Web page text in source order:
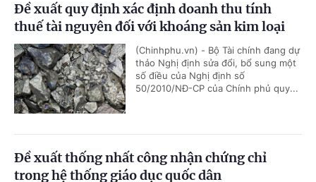
Đề xuất quy định xác định doanh thu tính
thuế tài nguyên đối với khoáng sản kim loại
(Chinhphu.vn) - Bộ Tài chính đang dự
thảo Nghị định sửa đổi, bổ sung một
số điều của Nghị định số
50/2010/NĐ-CP của Chính phủ quy...
Đề xuất thống nhất công nhận chứng chỉ
trong hệ thống giáo dục quốc dân